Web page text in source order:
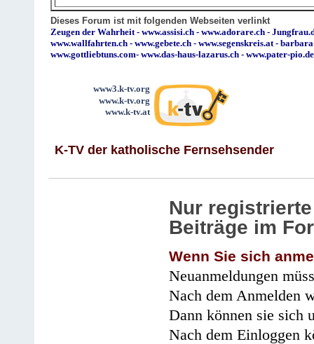
Dieses Forum ist mit folgenden Webseiten verlinkt
Zeugen der Wahrheit- www.assisi.ch - www.adorare.ch -
www.wallfahrten.ch - www.gebete.ch - www.segenskreis.at-
www.gottliebtuns.com- www.das-haus-lazarus.ch - www.pater-pio.de
www3.k-tv.org
www.k-tv.org
www.k-tv.at
K-TV der katholische Fernsehsender
Nur
Beiträge im
Wenn Sie sich
Neuanmeldungen
Nach dem Anmelden
Dann können sie sich
Nach dem Einloggen